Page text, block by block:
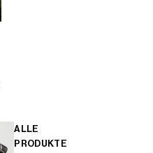
ALLE
PRODUKTE